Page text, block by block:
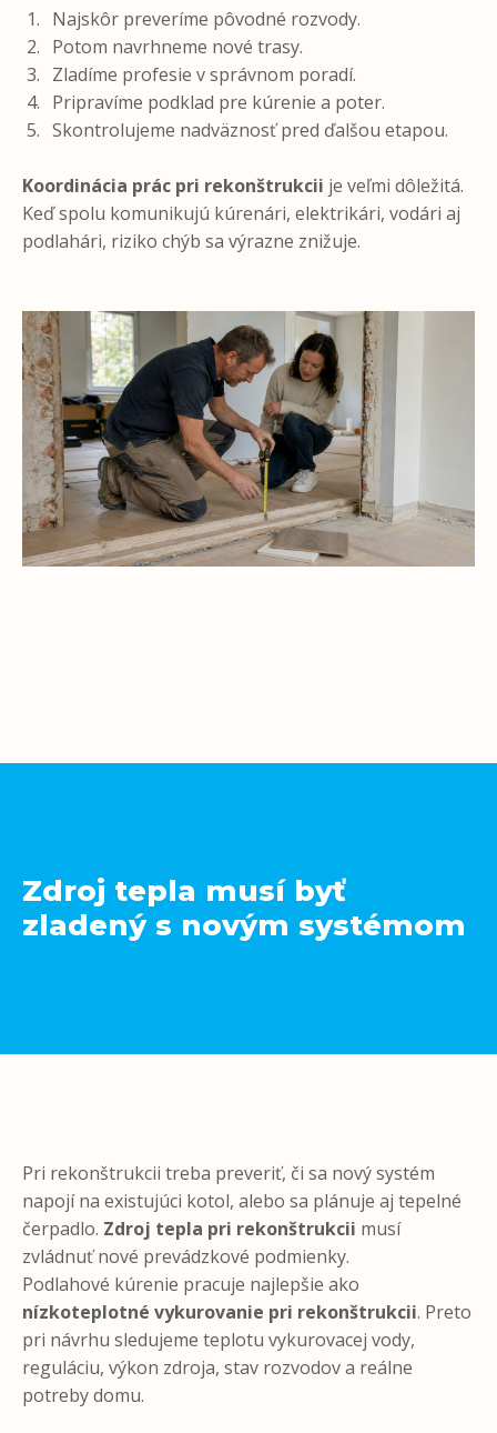
Najskôr preveríme pôvodné rozvody.
Potom navrhneme nové trasy.
Zladíme profesie v správnom poradí.
Pripravíme podklad pre kúrenie a poter.
Skontrolujeme nadväznosť pred ďalšou etapou.
Koordinácia prác pri rekonštrukcii je veľmi dôležitá.
Keď spolu komunikujú kúrenári, elektrikári, vodári aj
podlahári, riziko chýb sa výrazne znižuje.
Zdroj tepla musí byť
zladený s novým systémom
Pri rekonštrukcii treba preveriť, či sa nový systém
napojí na existujúci kotol, alebo sa plánuje aj tepelné
čerpadlo. Zdroj tepla pri rekonštrukcii musí
zvládnuť nové prevádzkové podmienky.
Podlahové kúrenie pracuje najlepšie ako
nízkoteplotné vykurovanie pri rekonštrukcii. Preto
pri návrhu sledujeme teplotu vykurovacej vody,
reguláciu, výkon zdroja, stav rozvodov a reálne
potreby domu.